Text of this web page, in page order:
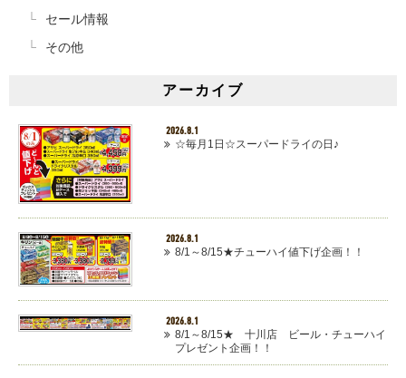
セール情報
その他
アーカイブ
2026.8.1
☆毎月1日☆スーパードライの日♪
2026.8.1
8/1～8/15★チューハイ値下げ企画！！
2026.8.1
8/1～8/15★ 十川店 ビール・チューハイ
プレゼント企画！！